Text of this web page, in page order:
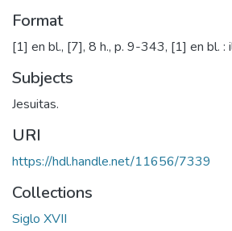
Format
[1] en bl., [7], 8 h., p. 9-343, [1] en bl. :
Subjects
Jesuitas.
URI
https://hdl.handle.net/11656/7339
Collections
Siglo XVII